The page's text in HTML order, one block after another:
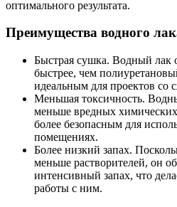
оптимального результата.
Преимущества водного
Быстрая сушка. Водный лак
быстрее, чем
идеальным для проектов со
Меньшая токсичность.
меньше вредных химических
более безопасным для
помещениях.
Более низкий запах.
меньше растворителей, он
интенсивный запах, что
работы с ним.